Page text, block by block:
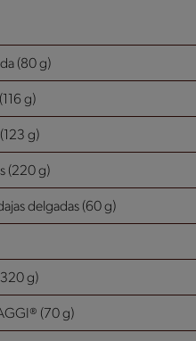
(80 g)
g)
g)
(220 g)
delgadas (60 g)
g)
(70 g)